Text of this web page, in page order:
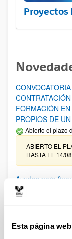
Esta página
Proyectos
FORMACIÓN
PROPIOS DE
Abierto el plazo
ABIERTO EL
HASTA EL 14/
Ayudas para
infraestructura
UPV/EHU 2026
25/03/2026: